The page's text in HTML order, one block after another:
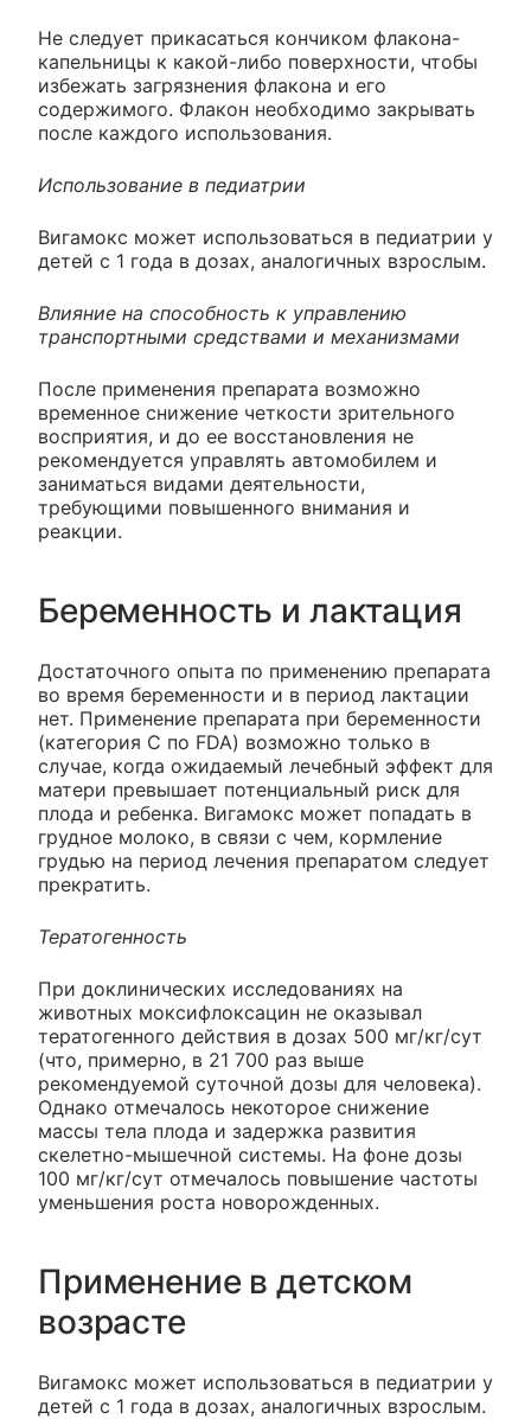
Не следует прикасаться кончиком флакона-
капельницы к какой-либо поверхности, чтобы
избежать загрязнения флакона и его
содержимого. Флакон необходимо закрывать
после каждого использования.
Использование в педиатрии
Вигамокс может использоваться в педиатрии у
детей с 1 года в дозах, аналогичных взрослым.
Влияние на способность к управлению
транспортными средствами и механизмами
После применения препарата возможно
временное снижение четкости зрительного
восприятия, и до ее восстановления не
рекомендуется управлять автомобилем и
заниматься видами деятельности,
требующими повышенного внимания и
реакции.
Беременность и лактация
Достаточного опыта по применению препарата
во время беременности и в период лактации
нет. Применение препарата при беременности
(категория С по FDA) возможно только в
случае, когда ожидаемый лечебный эффект для
матери превышает потенциальный риск для
плода и ребенка. Вигамокс может попадать в
грудное молоко, в связи с чем, кормление
грудью на период лечения препаратом следует
прекратить.
Тератогенность
При доклинических исследованиях на
животных моксифлоксацин не оказывал
тератогенного действия в дозах 500 мг/кг/сут
(что, примерно, в 21 700 раз выше
рекомендуемой суточной дозы для человека).
Однако отмечалось некоторое снижение
массы тела плода и задержка развития
скелетно-мышечной системы. На фоне дозы
100 мг/кг/сут отмечалось повышение частоты
уменьшения роста новорожденных.
Применение в детском
возрасте
Вигамокс может использоваться в педиатрии у
детей с 1 года в дозах, аналогичных взрослым.